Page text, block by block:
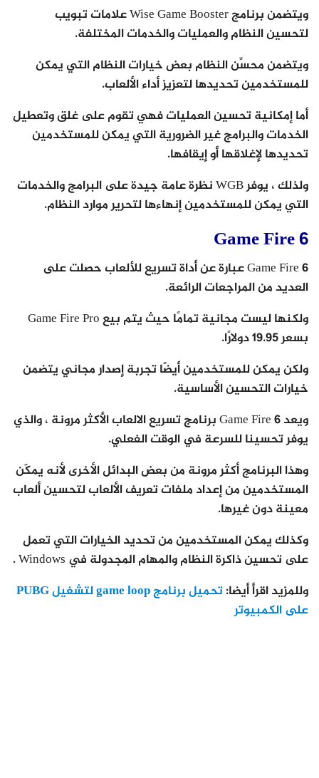
ويتضمن برنامج Wise Game Booster علامات تبويب
لتحسين النظام والعمليات والخدمات المختلفة.
ويتضمن محسِّن النظام بعض خيارات النظام التي يمكن
للمستخدمين تحديدها لتعزيز أداء الألعاب.
أما إمكانية تحسين العمليات فهي تقوم على غلق وتعطيل
الخدمات والبرامج غير الضرورية التي يمكن للمستخدمين
تحديدها لإغلاقها أو إيقافها.
ولذلك ، يوفر WGB نظرة عامة جيدة على البرامج والخدمات
التي يمكن للمستخدمين إنهاءها لتحرير موارد النظام.
Game Fire 6
Game Fire 6 عبارة عن أداة تسريع للألعاب حصلت على
العديد من المراجعات الرائعة.
ولكنها ليست مجانية تمامًا حيث يتم بيع Game Fire Pro
بسعر 19.95 دولارًا.
ولكن يمكن للمستخدمين أيضًا تجربة إصدار مجاني يتضمن
خيارات التحسين الأساسية.
ويعد Game Fire 6 برنامج تسريع الالعاب الأكثر مرونة ، والذي
يوفر تحسينا للسرعة في الوقت الفعلي.
وهذا البرنامج أكثر مرونة من بعض البدائل الأخرى لأنه يمكّن
المستخدمين من إعداد ملفات تعريف الألعاب لتحسين ألعاب
معينة دون غيرها.
وكذلك يمكن المستخدمين من تحديد الخيارات التي تعمل
على تحسين ذاكرة النظام والمهام المجدولة في Windows .
وللمزيد اقرأ أيضا:
تحميل برنامج game loop لتشغيل PUBG
على الكمبيوتر